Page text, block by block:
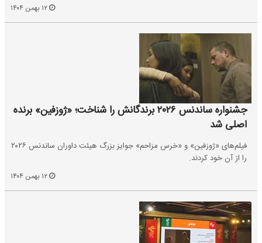
جشنواره ساندنس ۲۰۲۶ برندگانش را شناخت؛ «ژوزفین» برنده
اصلی شد
فیلم‌های «ژوزفین» و «خرس مزاحم» جوایز بزرگ هیئت داوران ساندنس ۲۰۲۶
را از آن خود کردند.